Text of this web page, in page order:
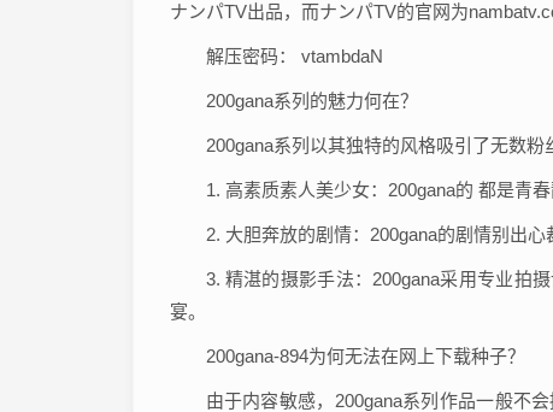
ナンパTV出品，而ナンパTV的官网为
解压密码： vtambdaN
200gana系列的魅力何在？
200gana系列以其独特的风格吸引了无数粉
1. 高素质素人美少女：200gana的 都是青
2. 大胆奔放的剧情：200gana的剧情别出
3. 精湛的摄影手法：200gana采用专业拍
宴。
200gana-894为何无法在网上下载种子？
由于内容敏感，200gana系列作品一般不